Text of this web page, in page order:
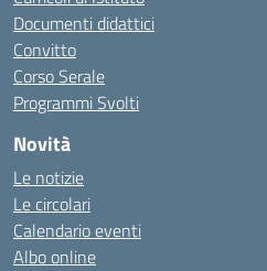
Documenti didattici
Convitto
Corso Serale
Programmi Svolti
Novità
Le notizie
Le circolari
Calendario eventi
Albo online